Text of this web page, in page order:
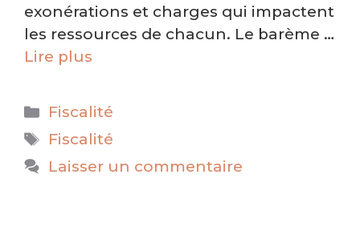
exonérations et charges qui impactent
les ressources de chacun. Le barème …
Lire plus
Catégories
Fiscalité
Étiquettes
Fiscalité
Laisser un commentaire